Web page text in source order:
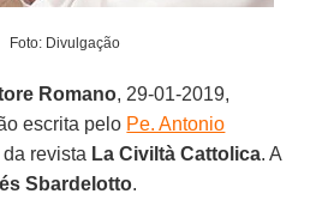
Foto: Divulgação
Romano, 29-01-2019,
escrita pelo Pe. Antonio
da revista La Civiltà Cattolica. A
Sbardelotto.